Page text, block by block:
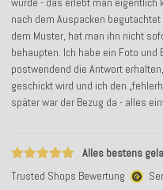
nach dem Auspacken
dem Muster, hat man ihn nicht
behaupten. Ich habe ein Foto
postwendend die Antwort
geschickt wird und ich den
später war der Bezug da - alles
Alles bestens
Trusted Shops Bewertung